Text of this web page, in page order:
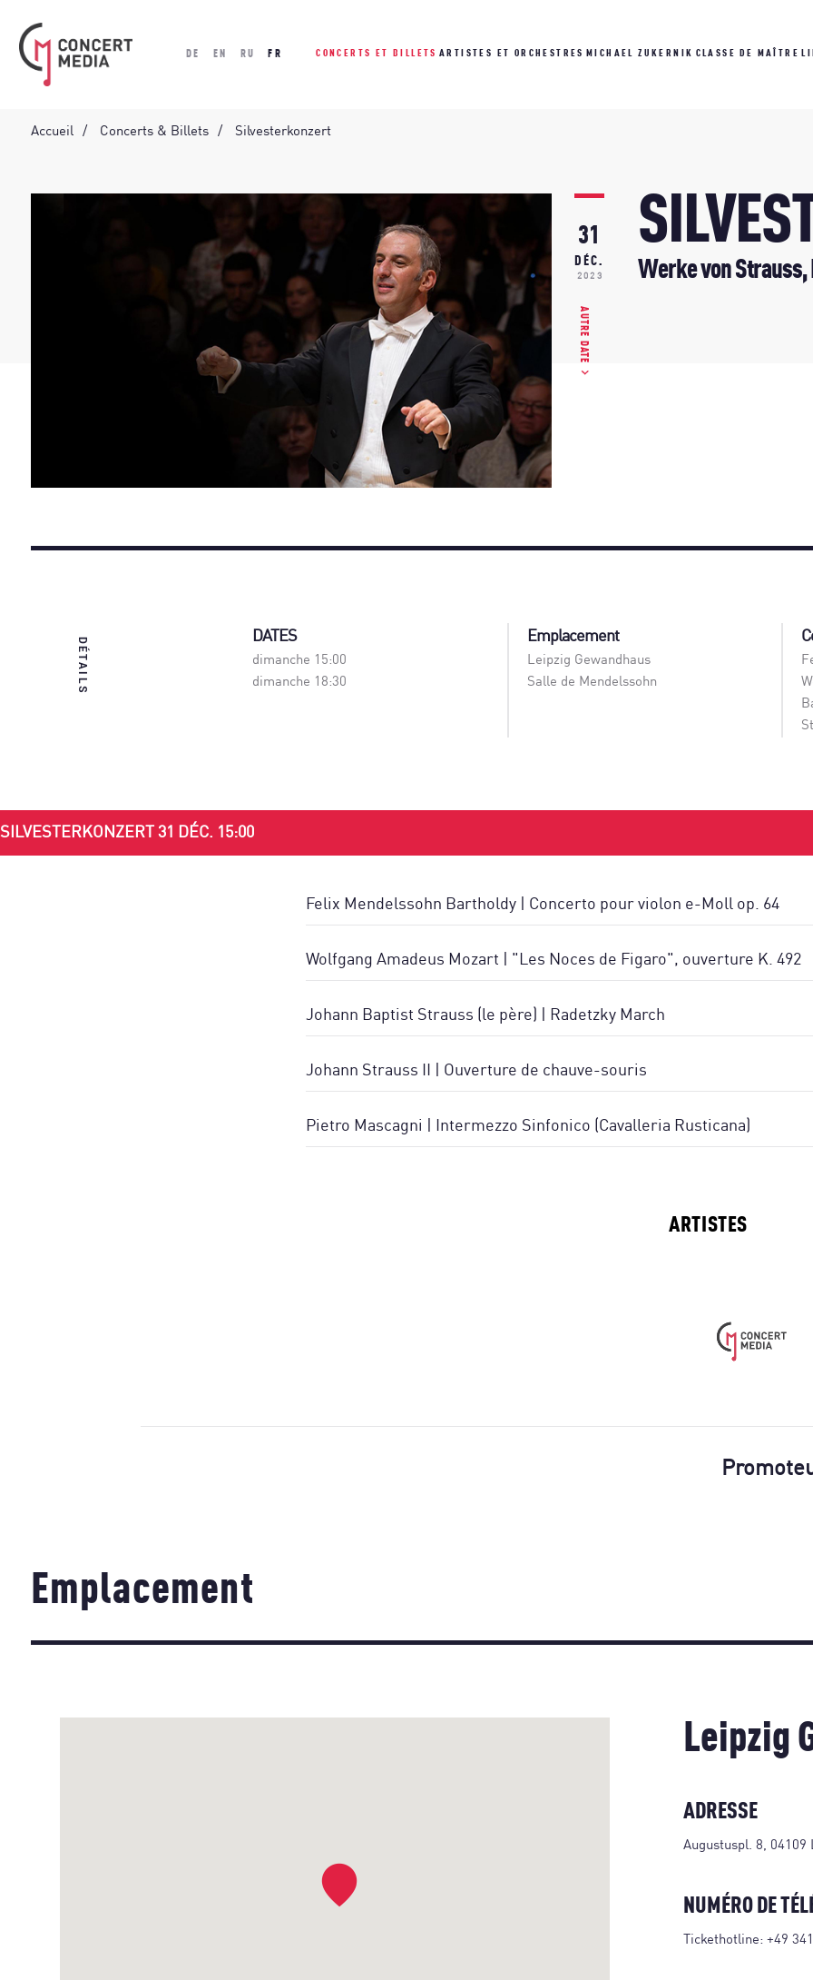
DE EN RU FR CONCERTS ET BILLETS ARTISTES ET ORCHESTRES MICHAEL ZUKERNIK CLASSE DE MAÎTRE
Accueil Concerts & Billets Silvesterkonzert
31
DÉC.
2023
AUTRE DATE
Werke von Strauss,
DÉTAILS DATES
dimanche 15:00
dimanche 18:30
Emplacement
Leipzig Gewandhaus
Salle de Mendelssohn
SILVESTERKONZERT 31 DÉC. 15:00
Felix Mendelssohn Bartholdy | Concerto pour violon e-Moll op. 64
Wolfgang Amadeus Mozart | "Les Noces de Figaro", ouverture K. 492
Johann Baptist Strauss (le père) | Radetzky March
Johann Strauss II | Ouverture de chauve-souris
Pietro Mascagni | Intermezzo Sinfonico (Cavalleria Rusticana)
ARTISTES
Emplacement
Leipzig
ADRESSE
Augustuspl. 8, 04109
NUMÉRO DE
Tickethotline: +49